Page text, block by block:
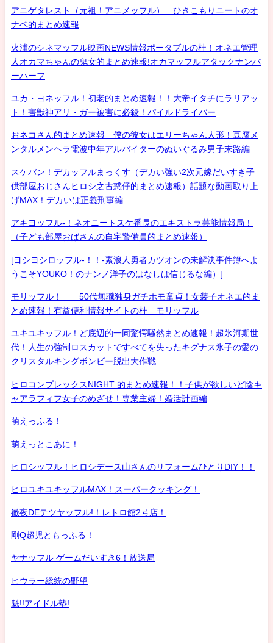
アニゲタレスト（元祖！アニメッフル） ひきこもりニートのオ
ナベ的まとめ速報
火浦のシネマッフル映画NEWS情報ポータブルの杜！オネエ管理
人オカマちゃんの鬼女的まとめ速報!オカマッフルアタックナンバ
ーハーフ
ユカ・ヨネッフル！初老的まとめ速報！！大帝イタチにラリアッ
ト！害獣神アリ・ガー被害に必殺！パイルドライバー
おネコさん的まとめ速報 僕の彼女はエリーちゃん人形！豆腐メ
ンタルメンヘラ電波中年アルバイターのぬいぐるみ男子末路編
スケバン！デカッフルまっくす（デカい強い2次元嫁だいすき子
供部屋おじさんヒロシ之古惑仔的まとめ速報）話題な動画取り上
げMAX！デカいは正義刑事編
アキヨッフル-！ネオニートスケ番長のエキストラ芸能情報局！
（子ども部屋おばさんの自宅警備員的まとめ速報）
[ヨシヨシロッフル-！！-素浪人勇者カツオンの未解決事件簿へよ
うこそYOUKO！のナンノ洋子のはなしは信じるな編）]
モリッフル！ 50代無職独身ガチホモ童貞！女装子オネエ的ま
とめ速報！有益便利情報サイトの杜 モリッフル
ユキユキッフル！ど底辺的一同驚愕騒然まとめ速報！超氷河期世
代！人生の強制ロスカットですべてを失ったキグナス氷子の愛の
クリスタルキングボンビー脱出大作戦
ヒロコンプレックスNIGHT 的まとめ速報！！子供が欲しいど陰キ
ャアラフィフ女子のめざせ！専業主婦！婚活計画編
萌えっふる！
萌えっとこあに！
ヒロシッフル！ヒロシデース山さんのリフォームひとりDIY！！
ヒロユキユキッフルMAX！スーパークッキング！
徹夜DEテツヤッフル!！レトロ館2号店！
剛Q超児ともっふる！
ヤナッフル ゲームだいすき6！放送局
ヒウラー総統の野望
魁!!アイドル塾!